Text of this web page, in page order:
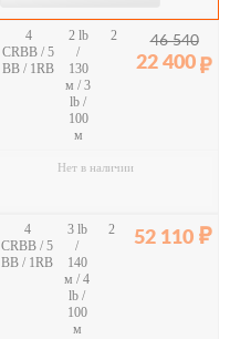
4
CRBB / 5
BB / 1RB
2 lb
/
130
м / 3
lb /
100
м
2 46 540
22 400
Нет в наличии
4
CRBB / 5
BB / 1RB
3 lb
/
140
м / 4
lb /
100
м
2 52 110